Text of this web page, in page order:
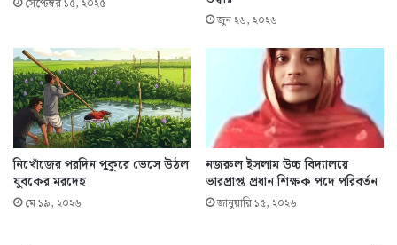
সেপ্টেম্বর ১৫, ২০২৫
জুন ২৬, ২০২৬
নিখোঁজের পরদিন পুকুরে ভেসে উঠল
যুবকের মরদেহ
মে ১৯, ২০২৬
নজরুল ইসলাম উচ্চ বিদ্যালয়ে
ভারপ্রাপ্ত প্রধান শিক্ষক পদে পরিবর্তন
জানুয়ারি ১৫, ২০২৬